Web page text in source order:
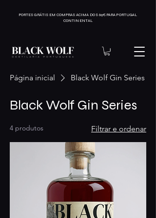
PORTES GRÁTIS EM COMPRAS ACIMA DOS 69€ PARA PORTUGAL
CONTINENTAL
Página inicial Black Wolf Gin Series
Black Wolf Gin Series
4 produtos Filtrar e ordenar